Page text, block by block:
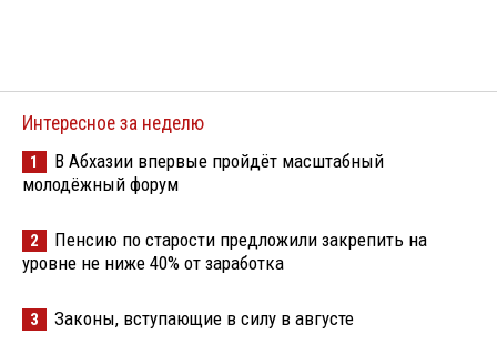
Интересное за неделю
1
В Абхазии впервые пройдёт масштабный
молодёжный форум
2
Пенсию по старости предложили закрепить на
уровне не ниже 40% от заработка
3 Законы, вступающие в силу в августе